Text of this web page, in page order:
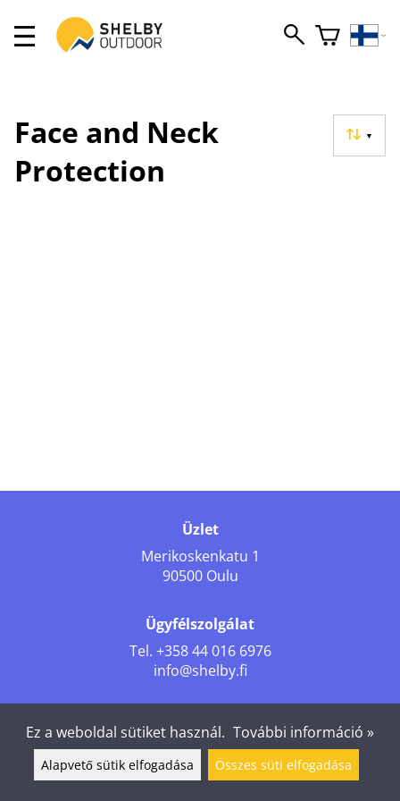
▼
Face and Neck
Protection
Üzlet
Merikoskenkatu 1
90500 Oulu
Ügyfélszolgálat
Tel. +358 44 016 6976
info@shelby.fi
Ez a weboldal sütiket használ. További információ »
Alapvető sütik elfogadása Összes süti elfogadása